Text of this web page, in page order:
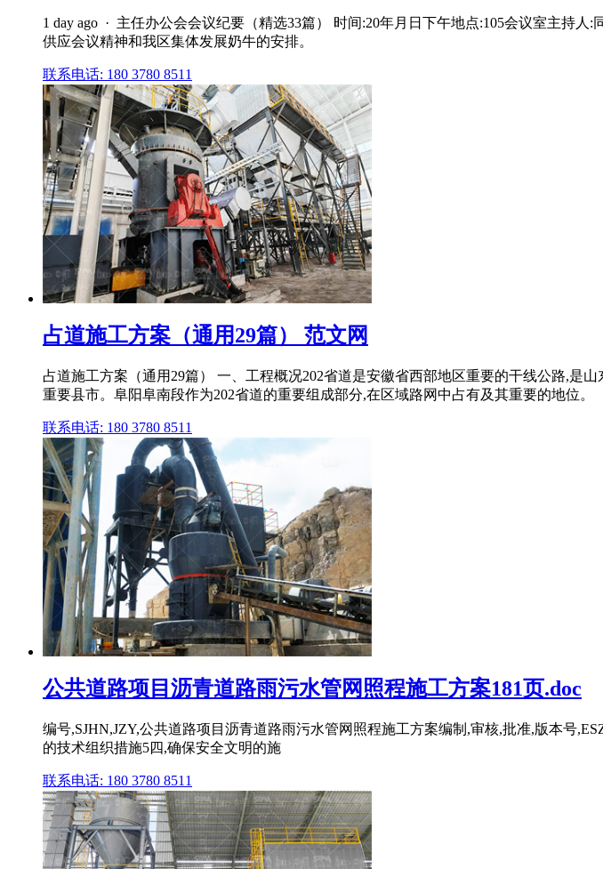
1 day ago · 主任办公会会议纪要（精选33篇） 时间:20年月日下午地点:105会议室主持
供应会议精神和我区集体发展奶牛的安排。
联系电话: 180 3780 8511
占道施工方案（通用29篇） 范文网
占道施工方案（通用29篇） 一、工程概况202省道是安徽省西部地区重要的干线公路,是
重要县市。阜阳阜南段作为202省道的重要组成部分,在区域路网中占有及其重要的地位。
联系电话: 180 3780 8511
公共道路项目沥青道路雨污水管网照程施工方案181页.doc
编号,SJHN,JZY,公共道路项目沥青道路雨污水管网照程施工方案编制,审核,批准,版本号
的技术组织措施5四,确保安全文明的施
联系电话: 180 3780 8511